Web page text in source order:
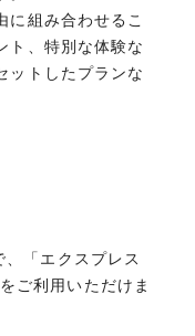
に組み合わせるこ
ト、特別な体験な
ットしたプランな
「エクスプレス
ご利用いただけま